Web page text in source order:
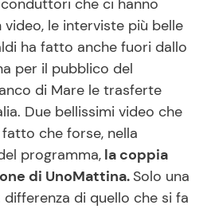
che ci hanno
le interviste più belle
ha fatto anche fuori dallo
per il pubblico del
di Mare le trasferte
Due bellissimi video che
che forse, nella
programma, la coppia
di UnoMattina. Solo una
differenza di quello che si fa